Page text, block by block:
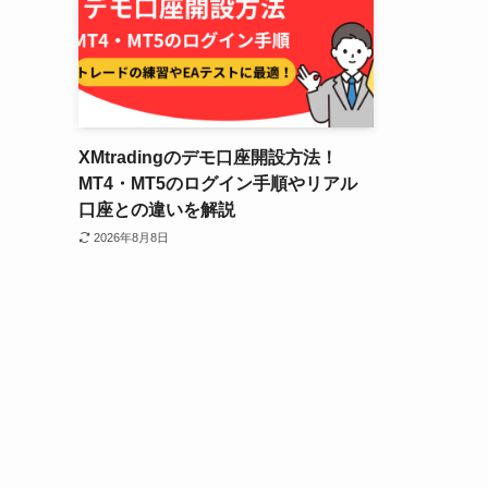
XMtradingのデモ口座開設方法！
MT4・MT5のログイン手順やリアル
口座との違いを解説
2026年8月8日